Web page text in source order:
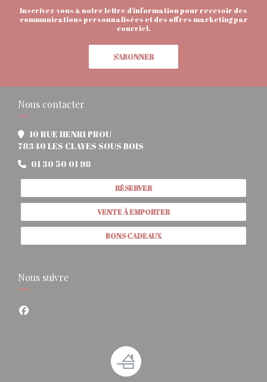
Inscrivez-vous à notre lettre d'information pour recevoir des
communications personnalisées et des offres marketing par
courriel.
S'ABONNER
Nous contacter
10 RUE HENRI PROU
78340 LES CLAYES SOUS BOIS
01 30 50 01 98
RÉSERVER
VENTE À EMPORTER
BONS CADEAUX
Nous suivre
Facebook ((ouvre une nouvelle fenêtre))